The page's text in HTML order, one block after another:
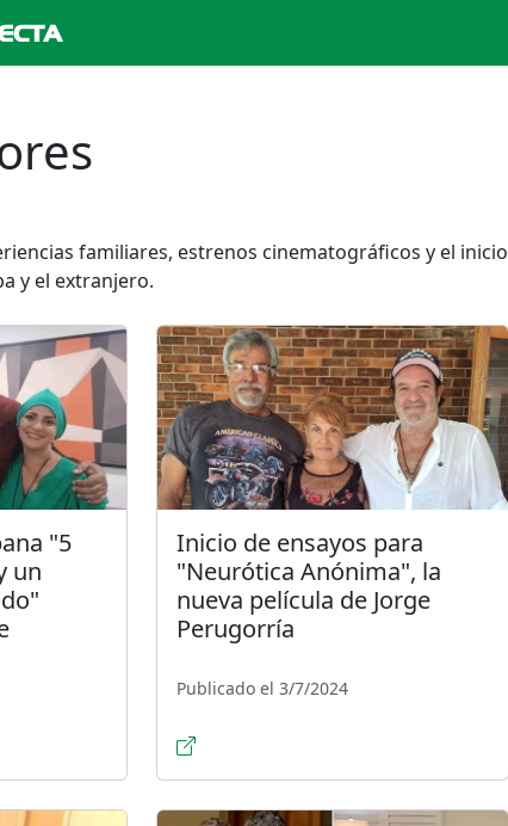
familiares, estrenos cinematográficos y el inicio
y el extranjero.
"5
un
Inicio de ensayos para
"Neurótica Anónima", la
nueva película de Jorge
Perugorría
Publicado el 3/7/2024